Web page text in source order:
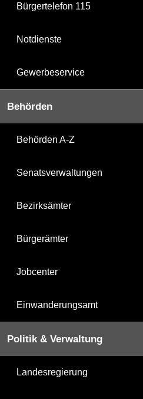
Bürgertelefon 115
Notdienste
Gewerbeservice
Behörden
Behörden A-Z
Senatsverwaltungen
Bezirksämter
Bürgerämter
Jobcenter
Einwanderungsamt
Politik & Verwaltung
Landesregierung